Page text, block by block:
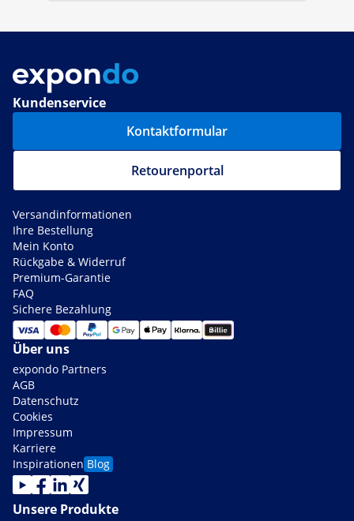
Kundenservice
Kontaktformular
Retourenportal
Versandinformationen
Ihre Bestellung
Mein Konto
Rückgabe & Widerruf
Premium-Garantie
FAQ
Sichere Bezahlung
Über uns
expondo Partners
AGB
Datenschutz
Cookies
Impressum
Karriere
Inspirationen Blog
Unsere Produkte